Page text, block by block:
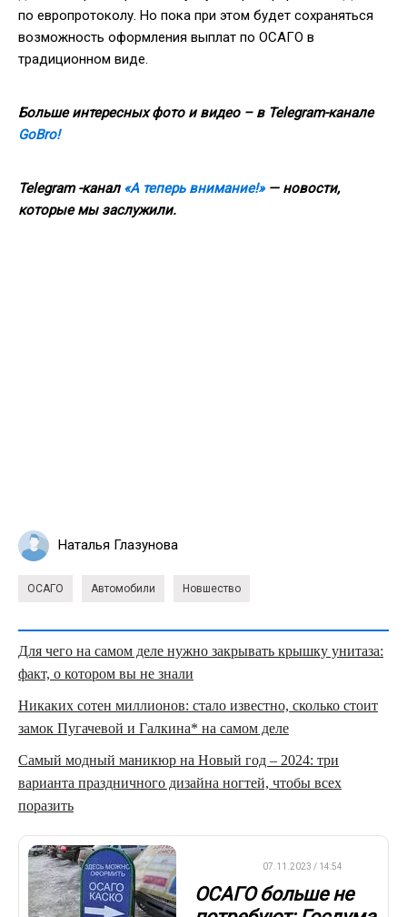
по европротоколу. Но пока при этом будет сохраняться
возможность оформления выплат по ОСАГО в
традиционном виде.
Больше интересных фото и видео – в Telegram-канале
GoBro!
Telegram -канал «А теперь внимание!»— новости,
которые мы заслужили.
Наталья Глазунова
ОСАГО Автомобили Новшество
Для чего на самом деле нужно закрывать крышку унитаза:
факт, о котором вы не знали
Никаких сотен миллионов: стало известно, сколько стоит
замок Пугачевой и Галкина* на самом деле
Самый модный маникюр на Новый год – 2024: три
варианта праздничного дизайна ногтей, чтобы всех
поразить
07.11.2023 / 14:54
ОСАГО больше не